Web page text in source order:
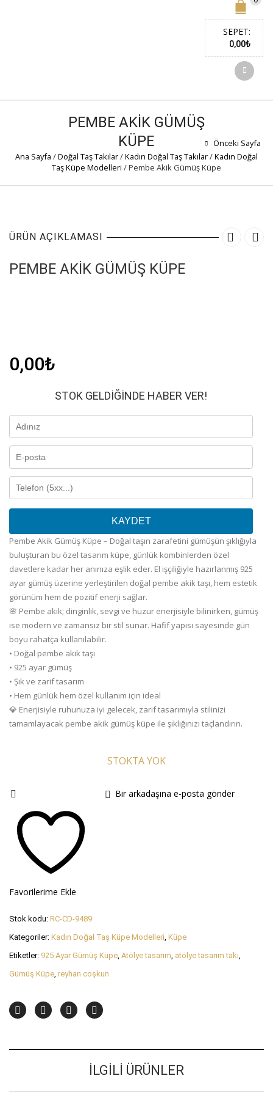
SEPET:
0,00₺
PEMBE AKIK GÜMÜŞ
KÜPE
Ana Sayfa /Doğal Taş Takılar/Kadın Doğal Taş Takılar/Kadın Doğal
Taş Küpe Modelleri /Pembe Akik Gümüş Küpe
Önceki Sayfa
ÜRÜN AÇIKLAMASI
PEMBE AKIK GÜMÜŞ KÜPE
0,00₺
STOK GELDIĞINDE HABER VER!
KAYDET
Pembe Akik Gümüş Küpe – Doğal taşın zarafetini gümüşün şıklığıyla
buluşturan bu özel tasarım küpe, günlük kombinlerden özel
davetlere kadar her anınıza eşlik eder. El işçiliğiyle hazırlanmış 925
ayar gümüş üzerine yerleştirilen doğal pembe akik taşı, hem estetik
görünüm hem de pozitif enerji sağlar.
🌸 Pembe akik; dinginlik, sevgi ve huzur enerjisiyle bilinirken, gümüş
ise modern ve zamansız bir stil sunar. Hafif yapısı sayesinde gün
boyu rahatça kullanılabilir.
• Doğal pembe akik taşı
• 925 ayar gümüş
• Şık ve zarif tasarım
• Hem günlük hem özel kullanım için ideal
💎 Enerjisiyle ruhunuza iyi gelecek, zarif tasarımıyla stilinizi
tamamlayacak pembe akik gümüş küpe ile şıklığınızı taçlandırın.
STOKTA YOK
Favorilerime Ekle
Bir arkadaşına e-posta gönder
Stok kodu: RC-CD-9489
Kategoriler: Kadın Doğal Taş Küpe Modelleri, Küpe
Etiketler: 925 Ayar Gümüş Küpe, Atölye tasarım, atölye tasarım takı,
Gümüş Küpe, reyhan coşkun
İLGILI ÜRÜNLER